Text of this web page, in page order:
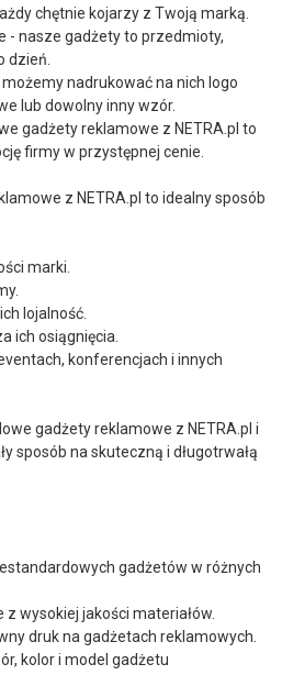
chętnie kojarzy z Twoją marką.
- nasze gadżety to przedmioty,
dzień.
nadrukować na nich logo
lub dowolny inny wzór.
gadżety reklamowe z NETRA.pl to
firmy w przystępnej cenie.
z NETRA.pl to idealny sposób
marki.
lojalność.
ich osiągnięcia.
konferencjach i innych
gadżety reklamowe z NETRA.pl i
sposób na skuteczną i długotrwałą
gadżetów w różnych
wysokiej jakości materiałów.
druk na gadżetach reklamowych.
kolor i model gadżetu